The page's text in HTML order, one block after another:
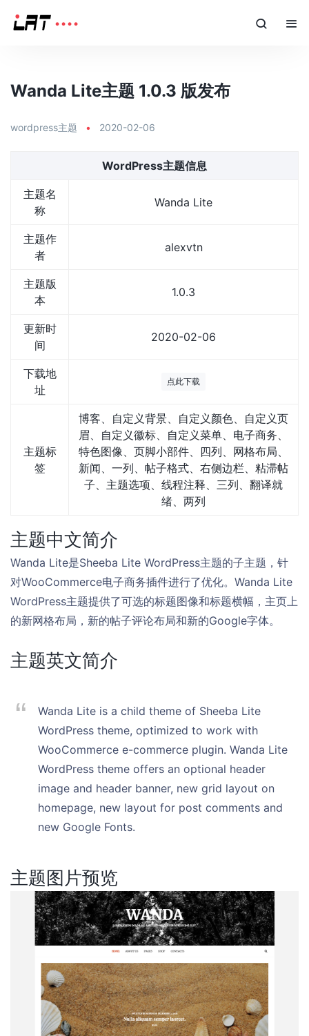
Wanda Lite主题 1.0.3 版发布
wordpress主题 • 2020-02-06
WordPress主题信息
主题名
称
Wanda Lite
主题作
者
alexvtn
主题版
本
1.0.3
更新时
间
2020-02-06
下载地
址
点此下载
主题标
签
博客、自定义背景、自定义颜色、自定义页
眉、自定义徽标、自定义菜单、电子商务、
特色图像、页脚小部件、四列、网格布局、
新闻、一列、帖子格式、右侧边栏、粘滞帖
子、主题选项、线程注释、三列、翻译就
绪、两列
主题中文简介
Wanda Lite是Sheeba Lite WordPress主题的子主题，针
对WooCommerce电子商务插件进行了优化。Wanda Lite
WordPress主题提供了可选的标题图像和标题横幅，主页上
的新网格布局，新的帖子评论布局和新的Google字体。
主题英文简介
Wanda Lite is a child theme of Sheeba Lite
WordPress theme, optimized to work with
WooCommerce e-commerce plugin. Wanda Lite
WordPress theme offers an optional header
image and header banner, new grid layout on
homepage, new layout for post comments and
new Google Fonts.
主题图片预览